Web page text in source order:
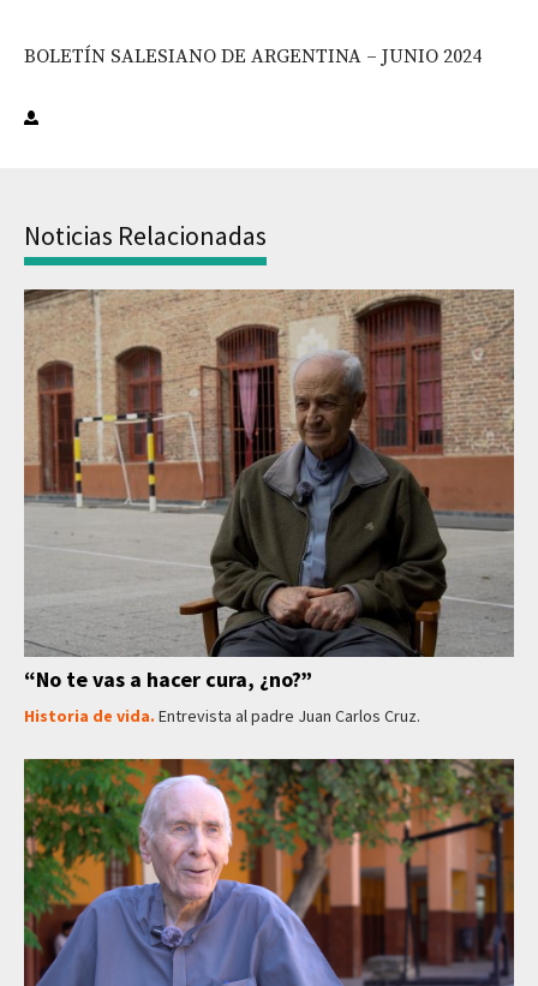
BOLETÍN SALESIANO DE ARGENTINA – JUNIO 2024
Noticias Relacionadas
“No te vas a hacer cura, ¿no?”
Historia de vida. Entrevista al padre Juan Carlos Cruz.